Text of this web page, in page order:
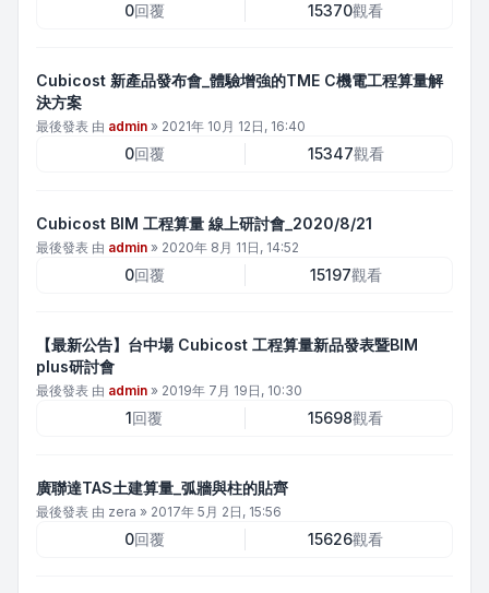
0回覆 15370觀看
Cubicost 新產品發布會_體驗增強的TME C機電工程算量解
決方案
最後發表 由 admin » 2021年 10月 12日, 16:40
0回覆 15347觀看
Cubicost BIM 工程算量 線上研討會_2020/8/21
最後發表 由 admin » 2020年 8月 11日, 14:52
0回覆 15197觀看
【最新公告】台中場 Cubicost 工程算量新品發表暨BIM
plus研討會
最後發表 由 admin » 2019年 7月 19日, 10:30
1回覆 15698觀看
廣聯達TAS土建算量_弧牆與柱的貼齊
最後發表 由 zera » 2017年 5月 2日, 15:56
0回覆 15626觀看